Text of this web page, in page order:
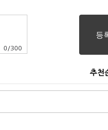
0 /300
추천